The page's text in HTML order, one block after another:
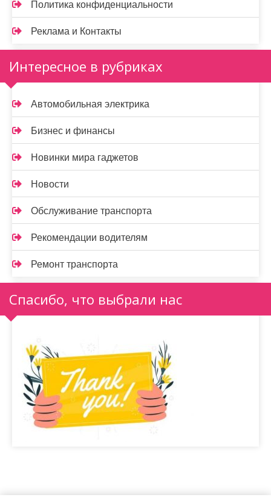
Политика конфиденциальности
Реклама и Контакты
Интересное в рубриках
Автомобильная электрика
Бизнес и финансы
Новинки мира гаджетов
Новости
Обслуживание транспорта
Рекомендации водителям
Ремонт транспорта
Спасибо, что выбрали нас